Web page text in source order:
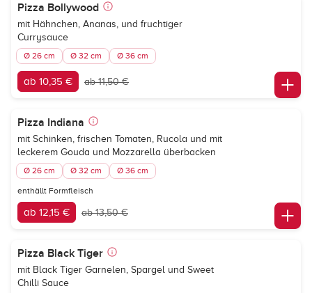
Pizza Bollywood
mit Hähnchen, Ananas, und fruchtiger
Currysauce
Ø 26 cm Ø 32 cm Ø 36 cm
ab 10,35 € ab 11,50 €
Pizza Indiana
mit Schinken, frischen Tomaten, Rucola und mit
leckerem Gouda und Mozzarella überbacken
Ø 26 cm Ø 32 cm Ø 36 cm
enthällt Formfleisch
ab 12,15 € ab 13,50 €
Pizza Black Tiger
mit Black Tiger Garnelen, Spargel und Sweet
Chilli Sauce